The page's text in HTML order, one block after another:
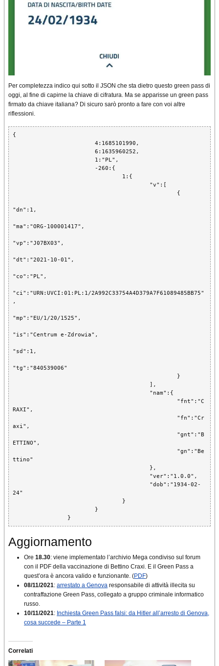
Per completezza indico qui sotto il JSON che sta dietro questo green pass di
oggi, al fine di capirne la chiave di cifratura. Ma se apparisse un green pass
firmato da chiave italiana? Di sicuro sarò pronto a fare con voi altre
riflessioni.
{
"dn":1,
"ma":"ORG-100001417",
"vp":"J07BX03",
"dt":"2021-10-01",
"co":"PL",
"ci":"URN:UVCI:01:PL:1/2A992C33754A4D379A7F61089485BB75"
,
"mp":"EU/1/20/1525",
"is":"Centrum e-Zdrowia",
"sd":1,
"tg":"840539006"
RAXI",
axi",
ETTINO",
ttino"
24"
Aggiornamento
Ore 18.30: viene implementato l’archivio Mega condiviso sul forum
con il PDF della vaccinazione di Bettino Craxi. E il Green Pass a
quest’ora è ancora valido e funzionante. (PDF)
08/11/2021: arrestato a Genova responsabile di attività illecita su
contraffazione Green Pass, collegato a gruppo criminale informatico
russo.
10/11/2021: Inchiesta Green Pass falsi: da Hitler all’arresto di Genova,
cosa succede – Parte 1
Correlati